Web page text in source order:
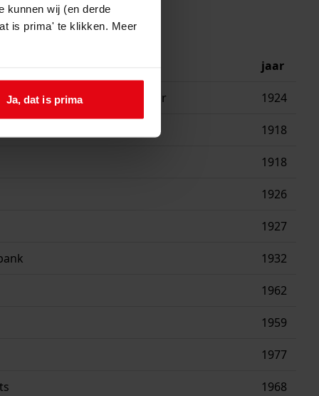
kunnen wij (en derde
is prima' te klikken. Meer
Ja, dat is prima
jaar
met ondergronds reservoir 1924
1918
1918
1926
1927
1932
1962
1959
1977
1968